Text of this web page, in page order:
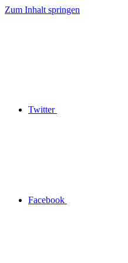
Zum Inhalt springen
Twitter
Facebook